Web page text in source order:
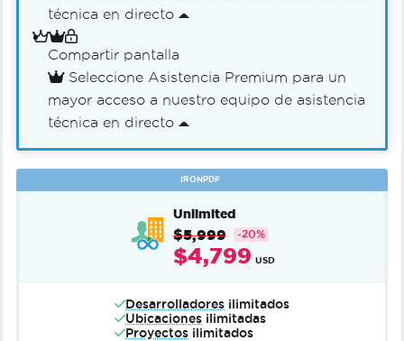
técnica en directo
Compartir pantalla
Seleccione Asistencia Premium para un
mayor acceso a nuestro equipo de asistencia
técnica en directo
IRONPDF
Unlimited
$5,999 -20%
$4,799 USD
Desarrolladores ilimitados
Ubicaciones ilimitadas
Proyectos ilimitados